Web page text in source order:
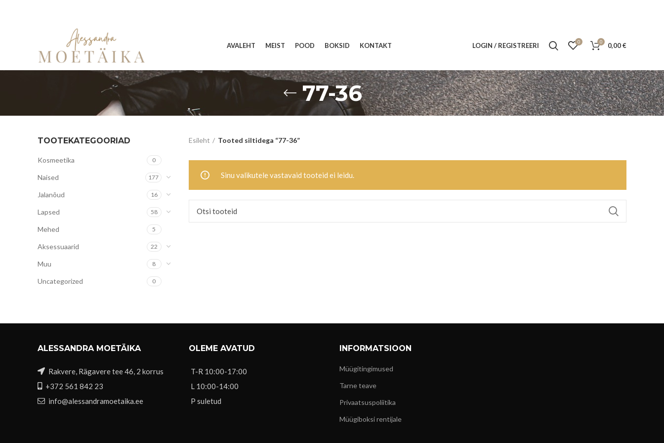
AVALEHT MEIST POOD BOKSID KONTAKT LOGIN / REGISTREERI 0 0 0,00€
77-36
TOOTEKATEGOORIAD
Kosmeetika 0
Naised 177
Jalanõud 16
Lapsed 58
Mehed 5
Aksessuaarid 22
Muu 8
Uncategorized 0
Esileht Tooted siltidega “77-36”
Sinu valikutele vastavaid tooteid ei leidu.
ALESSANDRA MOETÄIKA
Rakvere, Rägavere tee 46, 2 korrus
+372 561 842 23
info@alessandramoetaika.ee
OLEME AVATUD
T-R 10:00-17:00
L 10:00-14:00
P suletud
INFORMATSIOON
Müügitingimused
Tarne teave
Privaatsuspoliitika
Müügiboksi rentijale